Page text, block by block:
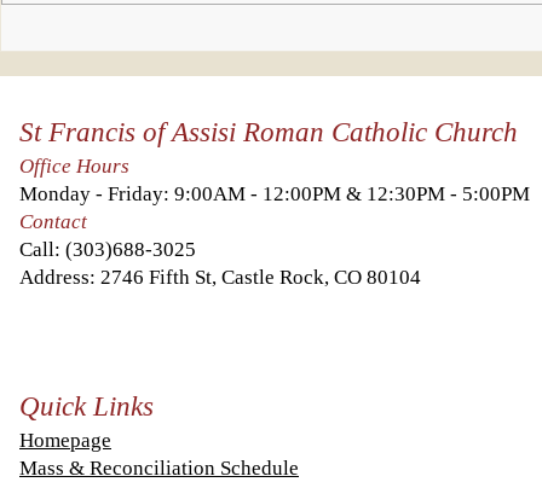
Celebration
Photo Gallery
Carlos's 15th
year
anniversary!
St Francis of Assisi Roman Catholic Church
Office Hours
Monday - Friday: 9:00AM - 12:00PM & 12:30PM - 5:00PM
Contact
Call: (303)688-3025
Address: 2746 Fifth St, Castle Rock, CO 80104
Quick Links
Homepage
Mass & Reconciliation Schedule